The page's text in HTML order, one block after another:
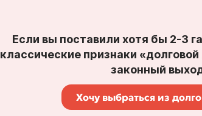
Если вы поставили хотя бы 2-3
классические признаки
законный
Хочу выбраться из